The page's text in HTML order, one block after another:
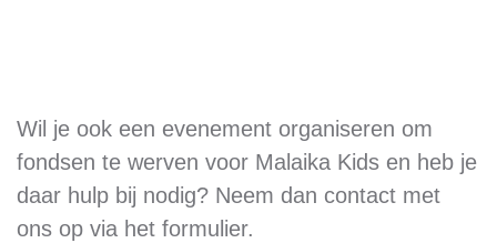
Wil je ook een evenement organiseren om
fondsen te werven voor Malaika Kids en heb je
daar hulp bij nodig? Neem dan contact met
ons op via het formulier.